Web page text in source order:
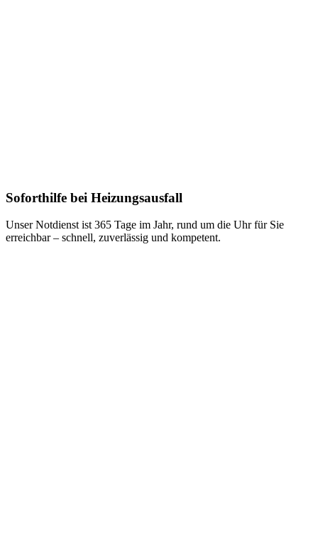
Soforthilfe bei Heizungsausfall
Unser Notdienst ist 365 Tage im Jahr, rund um die Uhr für Sie
erreichbar – schnell, zuverlässig und kompetent.